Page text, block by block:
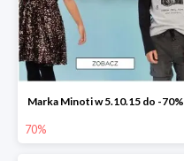
Marka Minoti w 5.10.15 do -70%
70%